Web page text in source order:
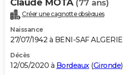
Claude MOTA (77 ans)
Créer une cagnotte obsèques
Naissance
27/07/1942 à BENI-SAF ALGERIE
Décès
12/05/2020 à Bordeaux (Gironde)